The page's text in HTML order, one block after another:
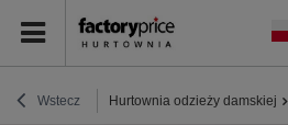
Wstecz Hurtownia odzieży damskiej